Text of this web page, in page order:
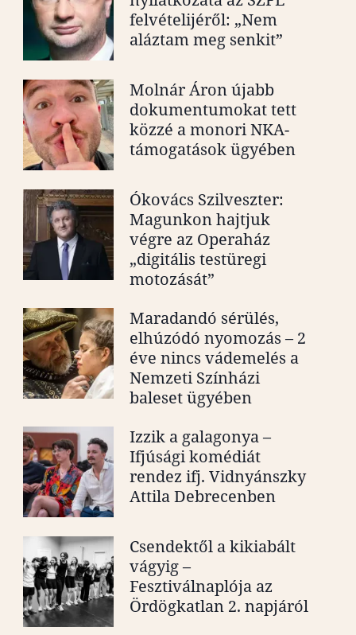
felvételijéről: „Nem
aláztam meg senkit”
Molnár Áron újabb
dokumentumokat tett
közzé a monori NKA-
támogatások ügyében
Ókovács Szilveszter:
Magunkon hajtjuk
végre az Operaház
„digitális testüregi
motozását”
Maradandó sérülés,
elhúzódó nyomozás – 2
éve nincs vádemelés a
Nemzeti Színházi
baleset ügyében
Izzik a galagonya –
Ifjúsági komédiát
rendez ifj. Vidnyánszky
Attila Debrecenben
Csendektől a kikiabált
vágyig –
Fesztiválnaplója az
Ördögkatlan 2. napjáról